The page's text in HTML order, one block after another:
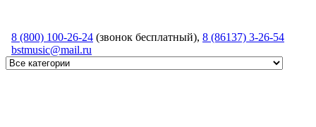
8 (800) 100-26-24 (звонок бесплатный), 8 (86137) 3-26-54
bstmusic@mail.ru